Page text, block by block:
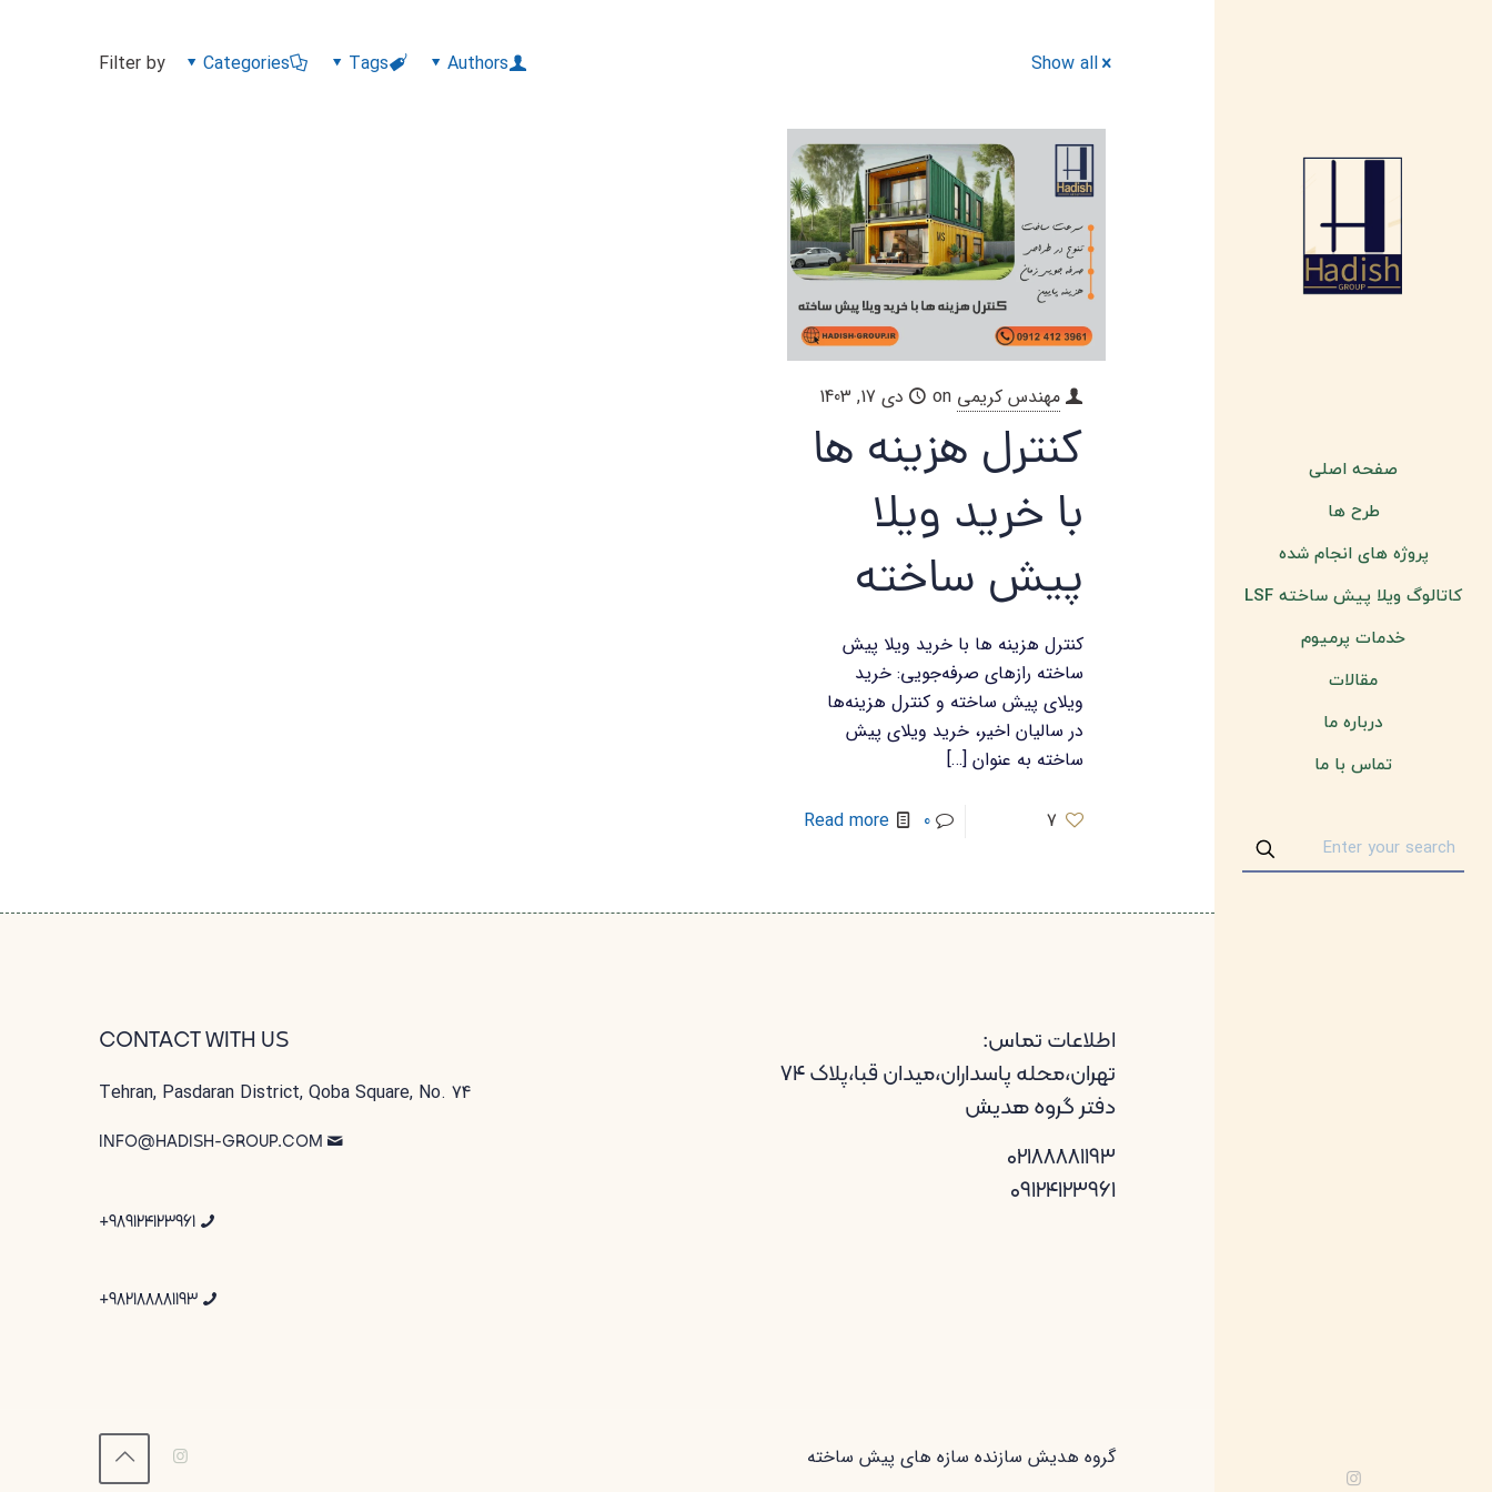
صفحه اصلی
طرح ها
پروژه های انجام شده
کاتالوگ ویلا پیش ساخته LSF
خدمات پرمیوم
مقالات
درباره ما
تماس با ما
Filter by Categories Tags Authors Show all
مهندس کریمی on دی 17, 1403
کنترل هزینه ها
با خرید ویلا
پیش ساخته
کنترل هزینه ها با خرید ویلا پیش
ساخته رازهای صرفه‌جویی: خرید
ویلای پیش ساخته و کنترل هزینه‌ها
در سالیان اخیر، خرید ویلای پیش
ساخته به عنوان […]
7
0
Read more
اطلاعات تماس:
تهران،محله پاسداران،میدان قبا،پلاک ۷۴
دفتر گروه هدیش
02188881193
09124123961
CONTACT WITH US
Tehran, Pasdaran District, Qoba Square, No. 74
گروه هدیش سازنده سازه های پیش ساخته